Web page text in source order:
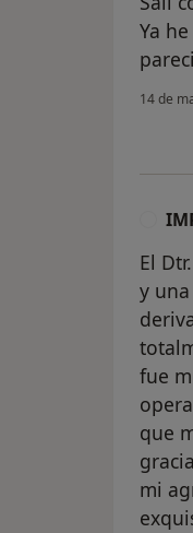
Ya
14 de
El
y
fue
que
mi